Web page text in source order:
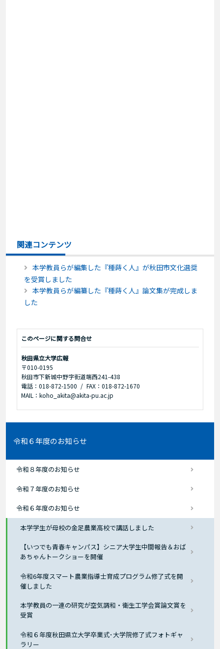
関連コンテンツ
本学教員らが編集した『種蒔く人』が秋田市文化選奨
を受賞しました
本学教員らが編纂した『種蒔く人』論文集が完成しま
した
このページに関する問合せ
秋田県立大学広報
〒010-0195
秋田市下新城中野字街道端西241-438
電話：018-872-1500
FAX：018-872-1670
MAIL：koho_akita@akita-pu.ac.jp
令和６年度のお知らせ
令和８年度のお知らせ
令和７年度のお知らせ
令和６年度のお知らせ
本学学生が母校の金足農業高校で講話しました
【いつでも青春キャンパス】シニア大学生中間報告＆おば
あちゃんトークショーを開催
令和6年度スマート農業指導士育成プログラム修了式を開
催しました
本学教員の一連の研究が空気調和・衛生工学会賞論文賞を
受賞
令和６年度秋田県立大学卒業式･大学院修了式フォトギャ
ラリー